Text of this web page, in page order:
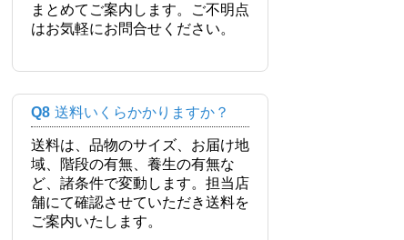
まとめてご案内します。ご不明点
はお気軽にお問合せください。
Q8 送料いくらかかりますか？
送料は、品物のサイズ、お届け地
域、階段の有無、養生の有無な
ど、諸条件で変動します。担当店
舗にて確認させていただき送料を
ご案内いたします。